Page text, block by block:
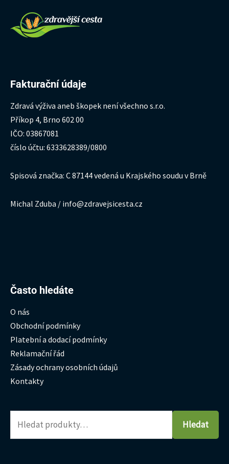
Fakturační údaje
Zdravá výživa aneb škopek není všechno s.r.o.
Příkop 4, Brno 602 00
IČO: 03867081
číslo účtu: 6333628389/0800
Spisová značka: C 87144 vedená u Krajského soudu v Brně
Michal Zduba / info@zdravejsicesta.cz
Často hledáte
O nás
Obchodní podmínky
Platební a dodací podmínky
Reklamační řád
Zásady ochrany osobních údajů
Kontakty
Hledat:
Hledat